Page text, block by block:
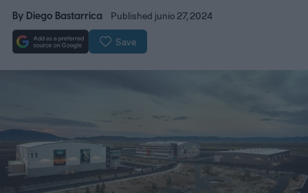
By Diego Bastarrica Published junio 27, 2024
Save